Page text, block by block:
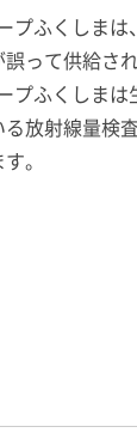
プふくしま
誤って供給さ
プふくしま
る放射線量検
。